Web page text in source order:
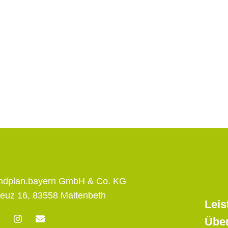
GmbH & Co. KG
16, 83558 Maitenbeth
I
n
E
n